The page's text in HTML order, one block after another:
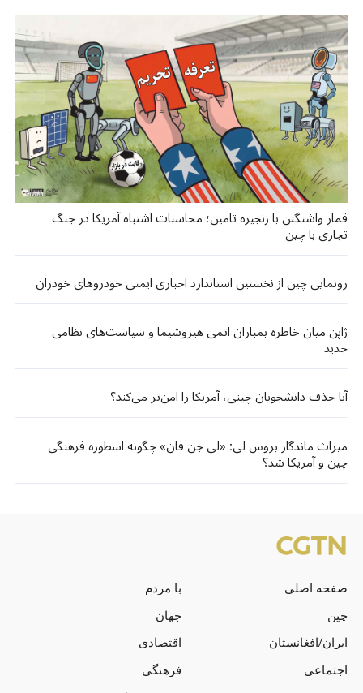
قمار واشنگتن با زنجیره تامین؛ محاسبات اشتباه آمریکا در جنگ
تجاری با چین
رونمایی چین از نخستین استاندارد اجباری ایمنی خودروهای خودران
ژاپن میان خاطره بمباران اتمی هیروشیما و سیاست‌های نظامی
جدید
آیا حذف دانشجویان چینی، آمریکا را امن‌تر می‌کند؟
میراث ماندگار بروس لی: «لی جن فان» چگونه اسطوره فرهنگی
چین و آمریکا شد؟
صفحه اصلی
با مردم
چین
جهان
ایران/افغانستان
اقتصادی
اجتماعی
فرهنگی